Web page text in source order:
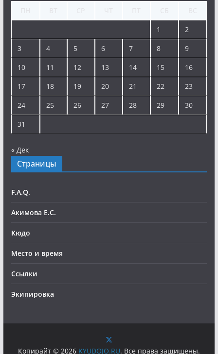
1 2
3 4 5 6 7 8 9
10 11 12 13 14 15 16
17 18 19 20 21 22 23
24 25 26 27 28 29 30
31
« Дек
Страницы
F.A.Q.
Акимова Е.С.
Кюдо
Место и время
Ссылки
Экипировка
Копирайт © 2026 KYUDOJO.RU. Все права защищены.